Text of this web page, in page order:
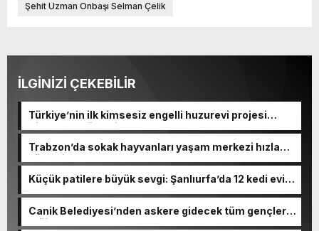
Şehit Uzman Onbaşı Selman Çelik
İLGİNİZİ ÇEKEBİLİR
Türkiye’nin ilk kimsesiz engelli huzurevi projesi
Sincan’da yükseliyor
Trabzon’da sokak hayvanları yaşam merkezi hızla
yükseliyor
Küçük patilere büyük sevgi: Şanlıurfa’da 12 kedi evi
Canik Belediyesi’nden askere gidecek tüm gençlere
müjde